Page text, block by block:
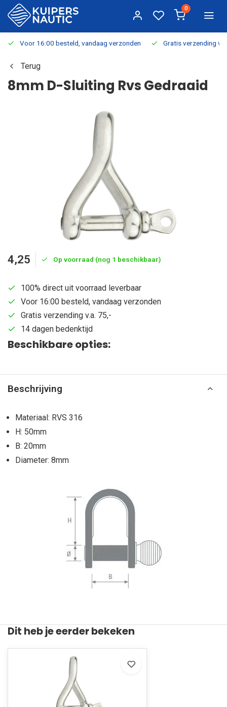
0
Voor 16:00 besteld, vandaag verzonden Gratis verzending
Terug
8mm D-Sluiting Rvs Gedraaid
4,25 Op voorraad (nog 1 beschikbaar)
100% direct uit voorraad leverbaar
Voor 16:00 besteld, vandaag verzonden
Gratis verzending v.a. 75,-
14 dagen bedenktijd
Beschikbare opties:
Beschrijving
Materiaal: RVS 316
H: 50mm
B: 20mm
Diameter: 8mm
Dit heb je eerder bekeken